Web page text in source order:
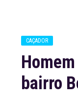
CAÇADOR
bairro